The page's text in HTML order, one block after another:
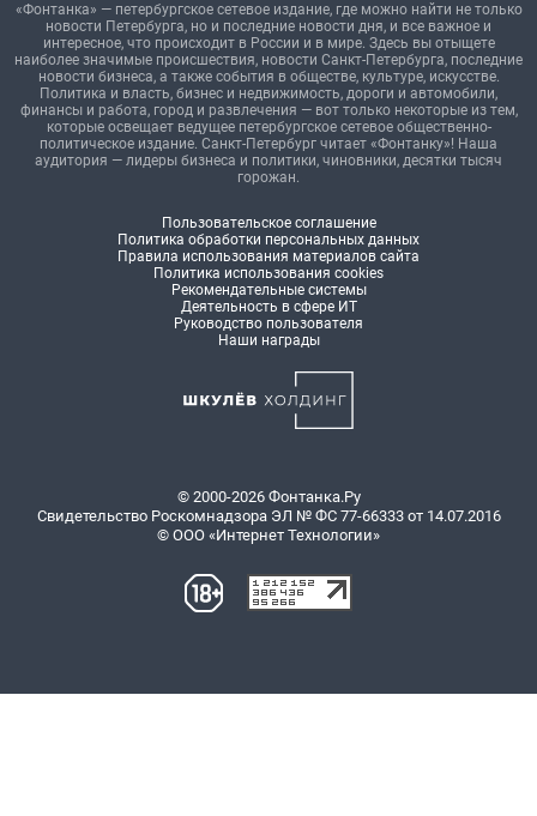
«Фонтанка» — петербургское сетевое издание, где можно найти не только
новости Петербурга, но и последние новости дня, и все важное и
интересное, что происходит в России и в мире. Здесь вы отыщете
наиболее значимые происшествия, новости Санкт-Петербурга, последние
новости бизнеса, а также события в обществе, культуре, искусстве.
Политика и власть, бизнес и недвижимость, дороги и автомобили,
финансы и работа, город и развлечения — вот только некоторые из тем,
которые освещает ведущее петербургское сетевое общественно-
политическое издание. Санкт-Петербург читает «Фонтанку»! Наша
аудитория — лидеры бизнеса и политики, чиновники, десятки тысяч
горожан.
Пользовательское соглашение
Политика обработки персональных данных
Правила использования материалов сайта
Политика использования cookies
Рекомендательные системы
Деятельность в сфере ИТ
Руководство пользователя
Наши награды
© 2000-2026 Фонтанка.Ру
Свидетельство Роскомнадзора ЭЛ № ФС 77-66333 от 14.07.2016
© ООО «Интернет Технологии»